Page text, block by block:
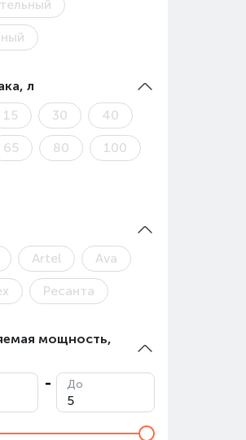
л
15 30 40
65 80 100
Artel Ava
Ресанта
мощность,
До